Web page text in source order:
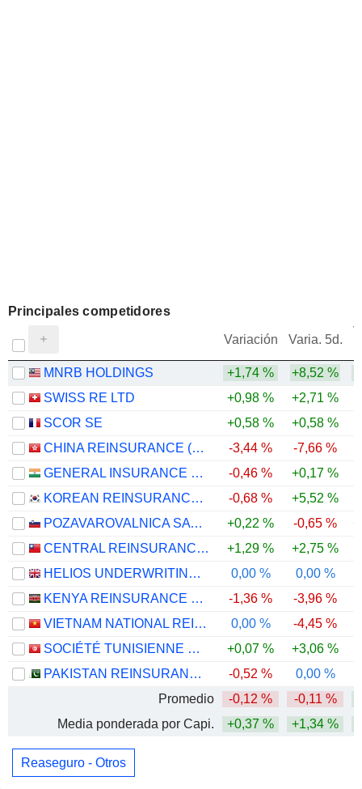
Principales competidores
Variación Varia. 5d.
MNRB HOLDINGS +1,74 % +8,52 %
SWISS RE LTD
+0,98 % +2,71 %
SCOR SE
+0,58 % +0,58 %
CHINA REINSURANCE (GROUP) CORPORATION
-3,44 % -7,66 %
GENERAL INSURANCE CORPORATION OF INDIA
-0,46 % +0,17 %
KOREAN REINSURANCE COMPANY
-0,68 % +5,52 %
POZAVAROVALNICA SAVA, D.D.
+0,22 % -0,65 %
CENTRAL REINSURANCE CORPORATION
+1,29 % +2,75 %
HELIOS UNDERWRITING PLC
0,00 % 0,00 %
KENYA REINSURANCE CORPORATION LIMITED
-1,36 % -3,96 %
VIETNAM NATIONAL REINSURANCE CORPORATION
0,00 % -4,45 %
SOCIÉTÉ TUNISIENNE DE RÉASSURANCE
+0,07 % +3,06 %
PAKISTAN REINSURANCE COMPANY LIMITED
-0,52 % 0,00 %
Promedio
-0,12 % -0,11 %
Media ponderada por Capi.
+0,37 % +1,34 %
Reaseguro - Otros